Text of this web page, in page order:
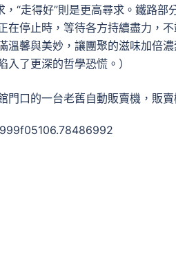
，“走得好”則是更高尋求。鐵路
在停止時，等待各方持續盡力，
溫馨與美妙，讓團聚的滋味加倍
了更深的哲學恐慌。）
門口的一台老舊自動販賣機，販